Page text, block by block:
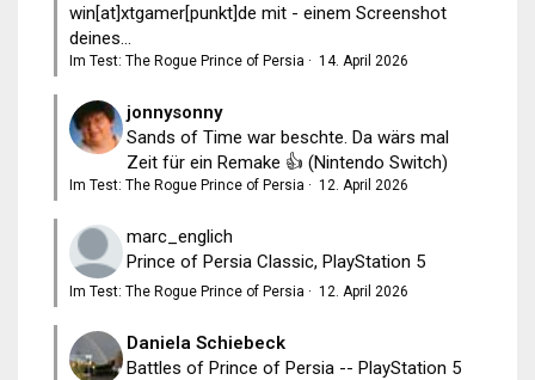
win[at]xtgamer[punkt]de mit - einem Screenshot
deines...
Im Test: The Rogue Prince of Persia · 14. April 2026
jonnysonny
Sands of Time war beschte. Da wärs mal
Zeit für ein Remake 👍 (Nintendo Switch)
Im Test: The Rogue Prince of Persia · 12. April 2026
marc_englich
Prince of Persia Classic, PlayStation 5
Im Test: The Rogue Prince of Persia · 12. April 2026
Daniela Schiebeck
Battles of Prince of Persia -- PlayStation 5